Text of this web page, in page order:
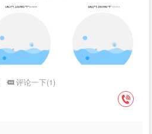
评论一下(1)